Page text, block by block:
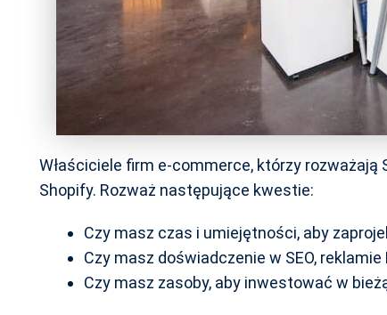
Właściciele firm e-commerce, którzy
Shopify. Rozważ następujące kwestie:
Czy masz czas i umiejętności, aby
Czy masz doświadczenie w SEO,
Czy masz zasoby, aby inwestować w